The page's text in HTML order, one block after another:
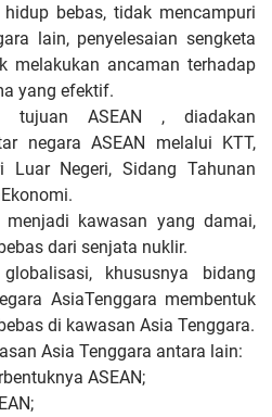
bebas, tidak mencampuri
lain, penyelesaian sengketa
melakukan ancaman terhadap
yang efektif.
tujuan ASEAN , diadakan
negara ASEAN melalui KTT,
Luar Negeri, Sidang Tahunan
menjadi kawasan yang damai,
dari senjata nuklir.
khususnya bidang
AsiaTenggara membentuk
di kawasan Asia Tenggara.
Asia Tenggara antara lain:
ASEAN;